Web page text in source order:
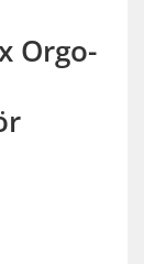
Orgo-